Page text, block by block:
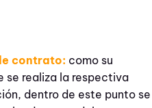
contrato: como su
se realiza la respectiva
dentro de este punto se